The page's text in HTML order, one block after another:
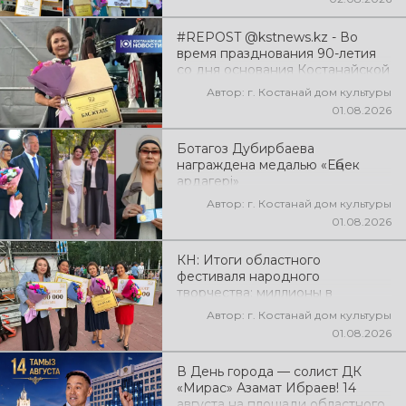
#REPOST @kstnews.kz - Во
время празднования 90-летия
со дня основания Костанайской
области подвели итоги 38-го
фестиваля самодеятельного
Автор: г. Костанай дом культуры
01.08.2026
Ботагоз Дубирбаева
награждена медалью «Еңбек
ардагері»
Автор: г. Костанай дом культуры
01.08.2026
КН: Итоги областного
фестиваля народного
творчества: миллионы в
культуруАвтор: г. Костанай дом культуры
01.08.2026
В День города — солист ДК
«Мирас» Азамат Ибраев! 14